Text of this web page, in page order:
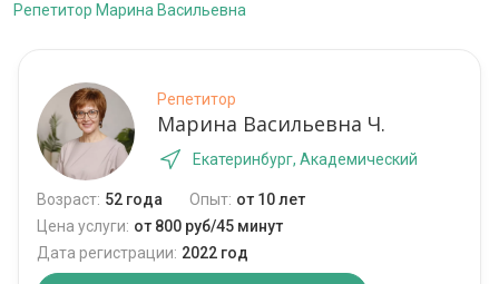
Репетитор Марина Васильевна
Репетитор
Марина Васильевна Ч.
Екатеринбург, Академический
Возраст: 52 года Опыт: от 10 лет
Цена услуги: от 800 руб/45 минут
Дата регистрации: 2022 год